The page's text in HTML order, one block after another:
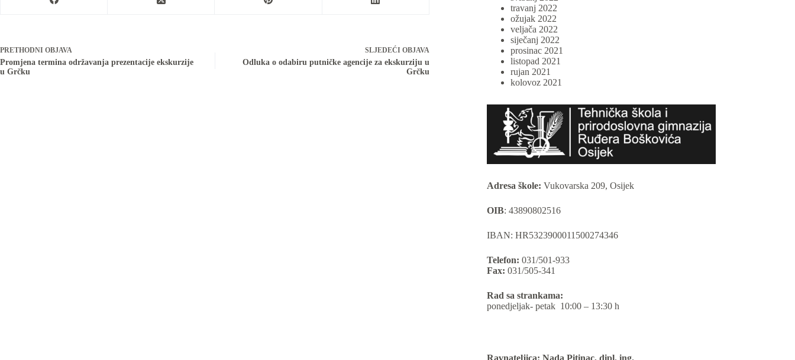
PRETHODNI OBJAVA
Promjena termina održavanja prezentacije ekskurzije
u Grčku
SLJEDEĆI OBJAVA
Odluka o odabiru putničke agencije za ekskurziju u
Grčku
travanj 2022
ožujak 2022
veljača 2022
siječanj 2022
prosinac 2021
listopad 2021
rujan 2021
kolovoz 2021
Adresa škole: Vukovarska 209, Osijek
OIB: 43890802516
IBAN: HR5323900011500274346
Telefon: 031/501-933
Fax: 031/505-341
Rad sa strankama:
ponedjeljak- petak 10:00 – 13:30 h
Ravnateljica: Nada Pitinac, dipl. ing.